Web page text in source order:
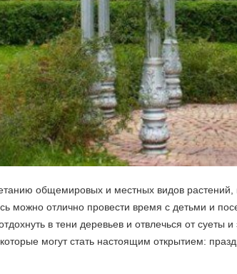
общемировых и местных видов
можно отлично провести время с детьми и
в тени деревьев и отвлечься от
могут стать настоящим открытием: